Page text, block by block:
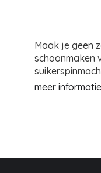
Maak je geen
schoonmaken
meer informatie